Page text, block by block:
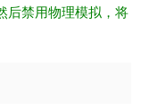
后禁用物理模拟，将